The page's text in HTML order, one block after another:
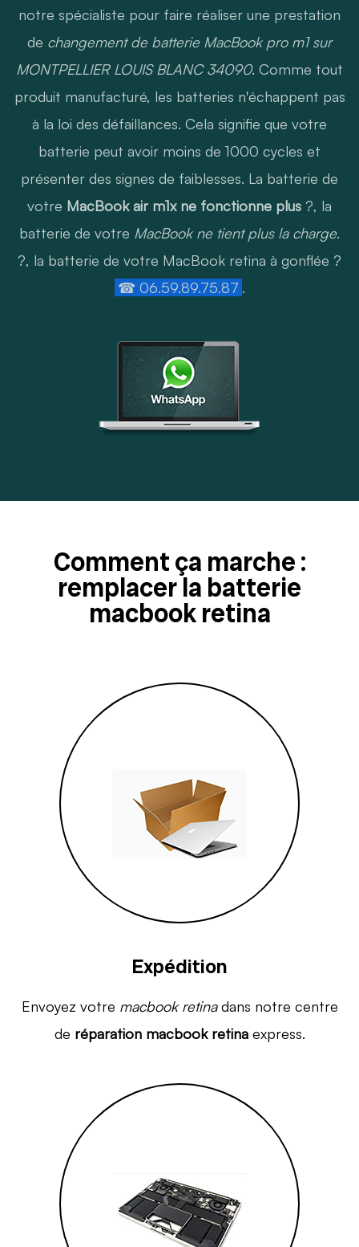
notre spécialiste pour faire réaliser une prestation
de changement de batterie MacBook pro m1 sur
MONTPELLIER LOUIS BLANC 34090. Comme tout
produit manufacturé, les batteries n'échappent pas
à la loi des défaillances. Cela signifie que votre
batterie peut avoir moins de 1000 cycles et
présenter des signes de faiblesses. La batterie de
votre MacBook air m1x ne fonctionne plus ?, la
batterie de votre MacBook ne tient plus la charge.
?, la batterie de votre MacBook retina à gonflée ?
☎ 06.59.89.75.87 .
Comment ça marche :
remplacer la batterie
macbook retina
Expédition
Envoyez votre macbook retinadans notre centre
de réparation macbook retinaexpress.